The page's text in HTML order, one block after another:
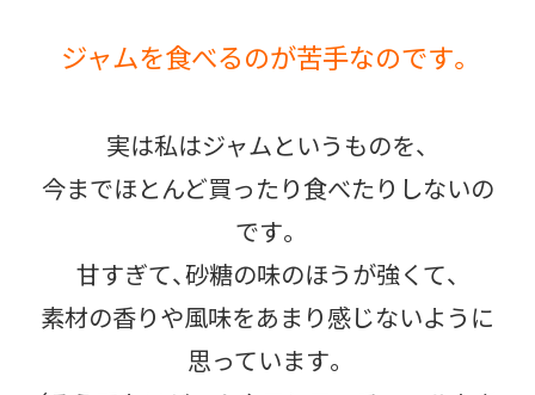
ジャムを食べるのが苦手なのです。
実は私はジャムというものを、
今までほとんど買ったり食べたりしないの
です。
甘すぎて、砂糖の味のほうが強くて、
素材の香りや風味をあまり感じないように
思っています。